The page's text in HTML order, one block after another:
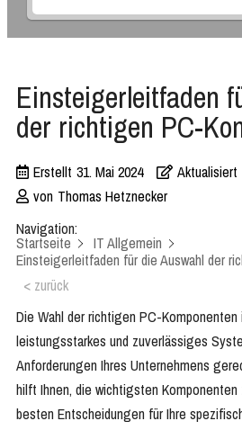
Einsteigerleitfaden
der richtigen PC-
Erstellt 31. Mai 2024 Aktualisiert
von Thomas Hetznecker
Navigation:
Startseite
IT Allgemein
Einsteigerleitfaden für die Auswahl der
< zurück
Die Wahl der richtigen PC-
leistungsstarkes und zuverlässiges
Anforderungen Ihres Unternehmens
hilft Ihnen, die wichtigsten
besten Entscheidungen für Ihre